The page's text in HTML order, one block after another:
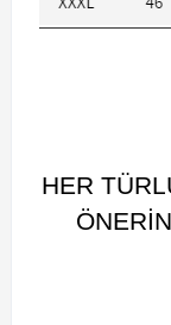
HER